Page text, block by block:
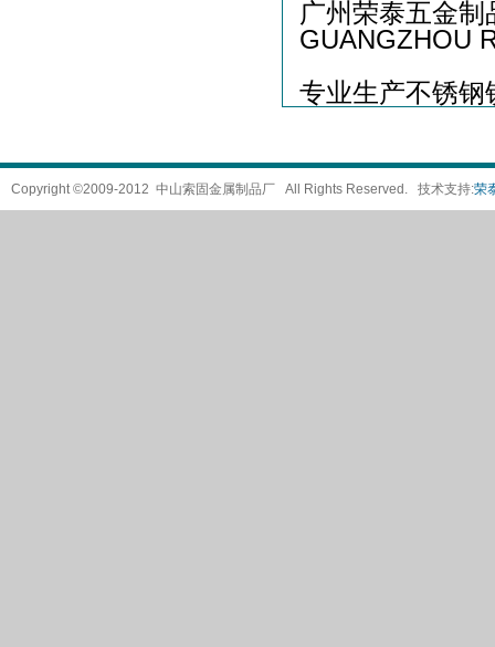
广州荣泰五金制
GUANGZHOU
专业生产不锈钢
Copyright ©2009-2012 中山索固金属制品厂 All Rights Reserved. 技术支持:荣